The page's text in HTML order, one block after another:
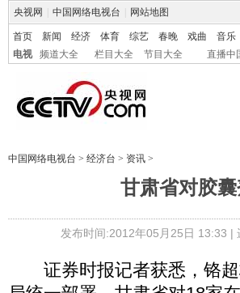
央视网 中国网络电视台 网站地图
首页 新闻 经济 体育 综艺 春晚 戏曲 音乐
电视
频道大全 栏目大全 节目大全 直播中
中国网络电视台 > 经济台 > 资讯 >
甘肃省对胶
发布时间:2012年05月25日 13:33 |
证券时报记者获悉，铬超